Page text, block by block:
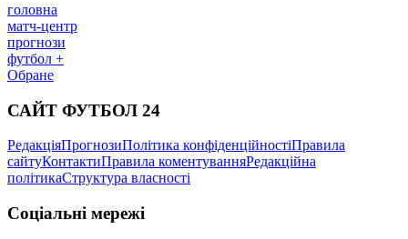
головна
матч-центр
прогнози
футбол +
Обране
САЙТ ФУТБОЛ 24
РедакціяПрогнозиПолітика конфіденційностіПравила
сайтуКонтактиПравила коментуванняРедакційна
політикаСтруктура власності
Соціальні мережі